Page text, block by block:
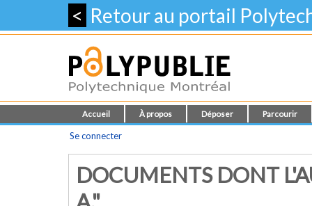
< Retour au portail
Accueil À propos Déposer Parcourir
Se connecter
DOCUMENTS DONT